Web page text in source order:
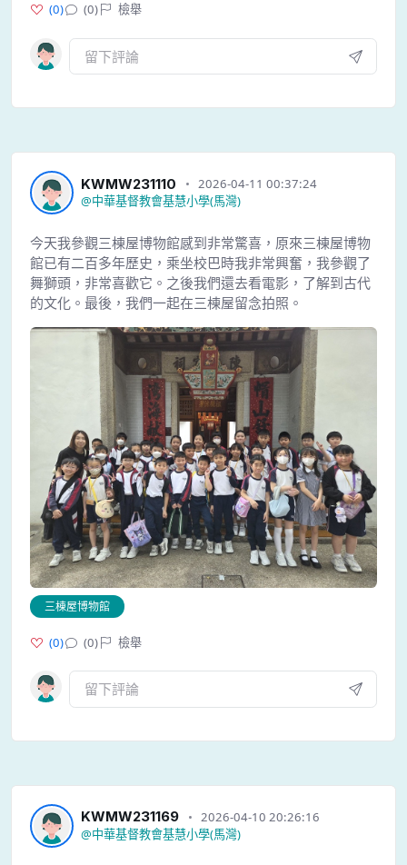
(0) (0) 檢舉
KWMW231110
2026-04-11 00:37:24
@中華基督教會基慧小學(馬灣)
今天我參觀三棟屋博物館感到非常驚喜，原來三棟屋博物
館已有二百多年歷史，乘坐校巴時我非常興奮，我參觀了
舞獅頭，非常喜歡它。之後我們還去看電影，了解到古代
的文化。最後，我們一起在三棟屋留念拍照。
三棟屋博物館
(0) (0) 檢舉
KWMW231169
2026-04-10 20:26:16
@中華基督教會基慧小學(馬灣)